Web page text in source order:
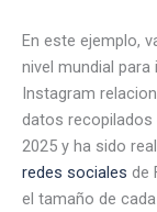
En este ejemplo,
nivel mundial
Instagram
datos recopilados
2025 y ha sido
redes sociales de
el tamaño de